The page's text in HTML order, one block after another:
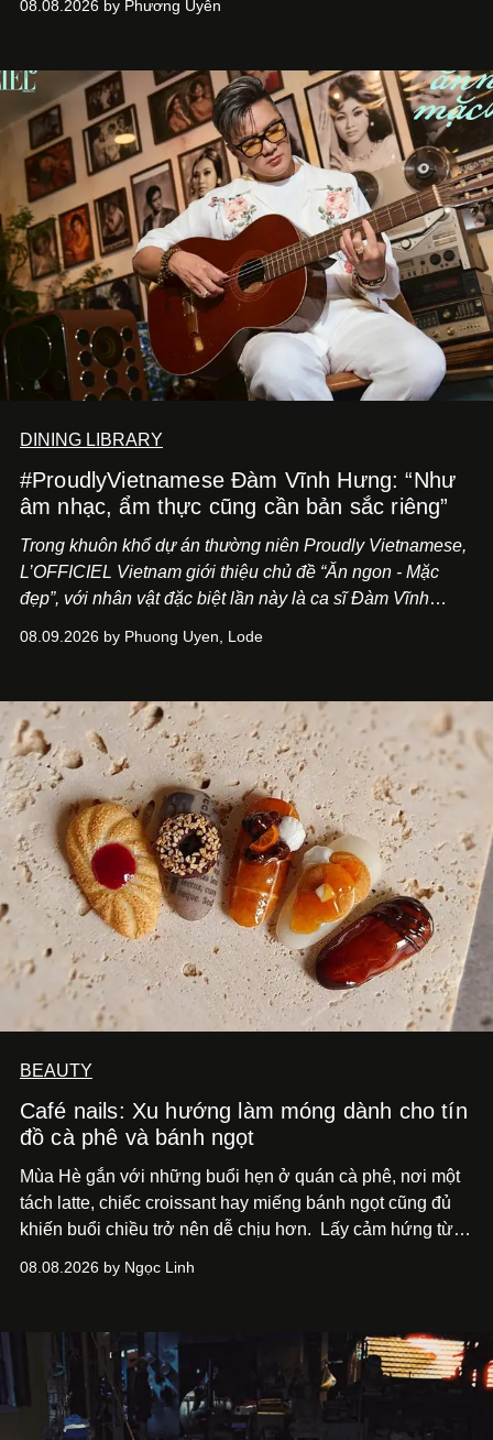
Kitchen Bar và SALEM tại TP.HCM.
08.08.2026 by Phương Uyên
DINING LIBRARY
#ProudlyVietnamese Đàm Vĩnh Hưng: “Như
âm nhạc, ẩm thực cũng cần bản sắc riêng”
Trong khuôn khổ dự án thường niên Proudly Vietnamese,
L’OFFICIEL Vietnam giới thiệu chủ đề “Ăn ngon - Mặc
đẹp”, với nhân vật đặc biệt lần này là ca sĩ Đàm Vĩnh
Cà Phê Cà Pháo mang dấu ấn Indochine hoài niệm, thu
08.09.2026 by Phuong Uyen, Lode
BEAUTY
Café nails: Xu hướng làm móng dành cho tín
đồ cà phê và bánh ngọt
Mùa Hè gắn với những buổi hẹn ở quán cà phê, nơi một
tách latte, chiếc croissant hay miếng bánh ngọt cũng đủ
khiến buổi chiều trở nên dễ chịu hơn.
Lấy cảm hứng từ
sử dụng bảng màu nâu sữa, kem, trắng ngà cùng những
quán cà phê. Dưới đây là những mẫu nail được yêu thích
nhất của xu hướng này.
08.08.2026 by Ngọc Linh